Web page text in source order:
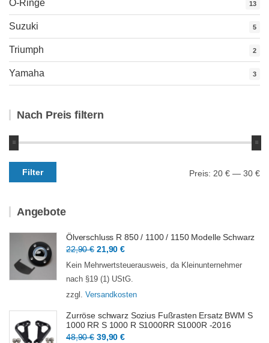
O-Ringe 13
Suzuki 5
Triumph 2
Yamaha 3
Nach Preis filtern
Min.
Preis
Max.
Preis
Filter Preis: 20 € — 30 €
Angebote
Ölverschluss R 850 / 1100 / 1150 Modelle Schwarz
22,90€ Ursprünglicher
Preis
war:
22,90 €
21,90€Aktueller
Preis
ist:
21,90 €.
Kein Mehrwertsteuerausweis, da Kleinunternehmer
nach §19 (1) UStG.
zzgl. Versandkosten
Zurröse schwarz Sozius Fußrasten Ersatz BWM S
1000 RR S 1000 R S1000RR S1000R -2016
48,90€ Ursprünglicher
39,90€Aktueller